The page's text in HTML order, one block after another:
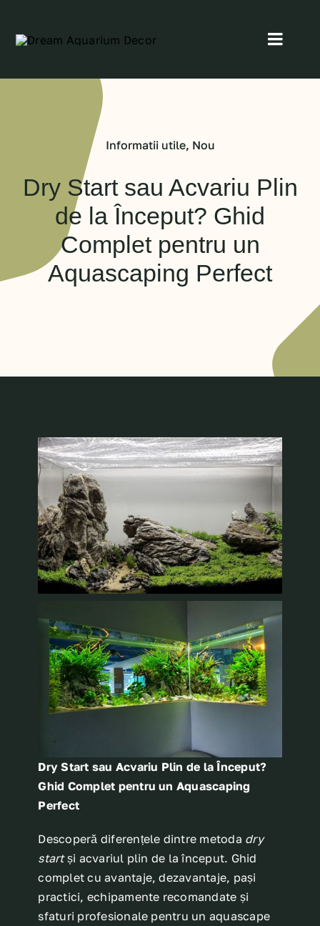
content
Home
Proiectele noastre
Contact
Informatii utile, Nou
Dry Start sau Acvariu Plin
de la Început? Ghid
Complet pentru un
Aquascaping Perfect
Dry Start sau Acvariu Plin de la Început?
Ghid Complet pentru un Aquascaping
Perfect
Descoperă diferențele dintre metoda dry
startși acvariul plin de la început. Ghid
complet cu avantaje, dezavantaje, pași
practici, echipamente recomandate și
sfaturi profesionale pentru un aquascape